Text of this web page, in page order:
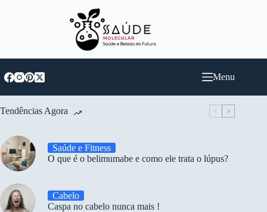
Menu
Tendências Agora
Saúde e Fitness
O que é o belimumabe e como ele trata o lúpus?
Cabelo
Caspa no cabelo nunca mais !